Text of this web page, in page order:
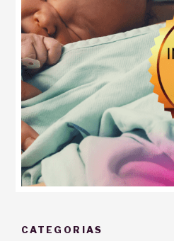
CATEGORIAS